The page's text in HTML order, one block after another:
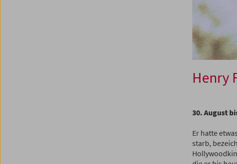
Henry
30. August
Er hatte
starb,